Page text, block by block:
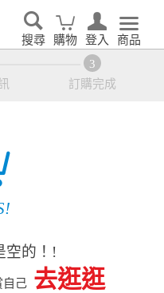
搜尋 購物 登入 商品
訂購完成
空的！!
自己 去逛逛